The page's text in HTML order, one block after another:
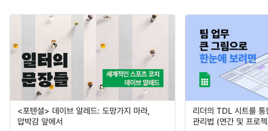
<포텐셜> 데이브 알레드: 도망가지 마라,
압박감 앞에서
리더의 TDL 시트를
관리법 (연간 및 프로